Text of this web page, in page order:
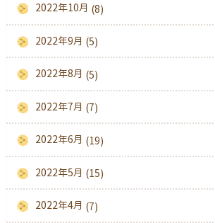
2022年10月 (8)
2022年9月 (5)
2022年8月 (5)
2022年7月 (7)
2022年6月 (19)
2022年5月 (15)
2022年4月 (7)